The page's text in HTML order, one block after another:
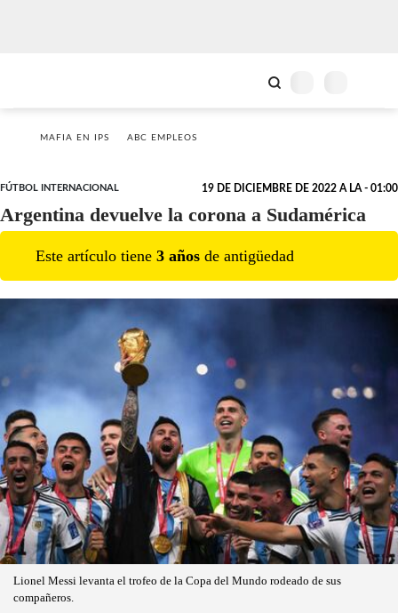
MAFIA EN IPS ABC EMPLEOS
FÚTBOL INTERNACIONAL 19 DE DICIEMBRE DE 2022 A LA - 01:00
Argentina devuelve la corona a Sudamérica
Este artículo tiene 3 años de antigüedad
Lionel Messi levanta el trofeo de la Copa del Mundo rodeado de sus
compañeros.